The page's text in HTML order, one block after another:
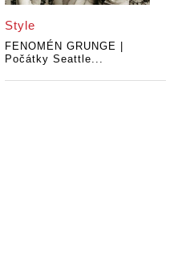
Style
FENOMÉN GRUNGE |
Počátky Seattle...